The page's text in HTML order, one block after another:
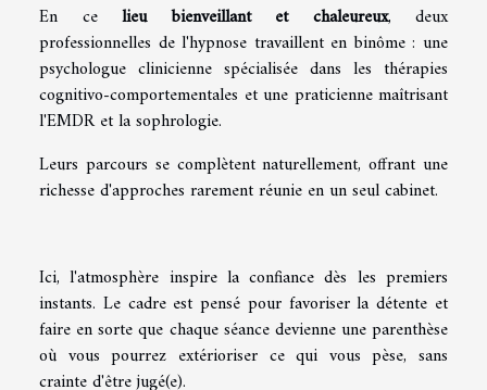
En ce lieu bienveillant et chaleureux, deux
professionnelles de l'hypnose travaillent en binôme : une
psychologue clinicienne spécialisée dans les thérapies
cognitivo-comportementales et une praticienne maîtrisant
l'EMDR et la sophrologie.
Leurs parcours se complètent naturellement, offrant une
richesse d'approches rarement réunie en un seul cabinet.
Ici, l'atmosphère inspire la confiance dès les premiers
instants. Le cadre est pensé pour favoriser la détente et
faire en sorte que chaque séance devienne une parenthèse
où vous pourrez extérioriser ce qui vous pèse, sans
crainte d'être jugé(e).